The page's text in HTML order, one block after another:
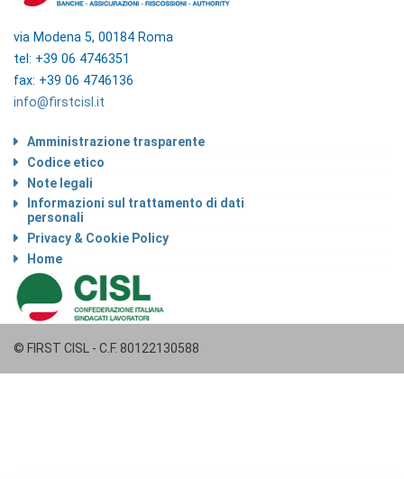
via Modena 5, 00184 Roma
tel: +39 06 4746351
fax: +39 06 4746136
info@firstcisl.it
Amministrazione trasparente
Codice etico
Note legali
Informazioni sul trattamento di dati
personali
Privacy & Cookie Policy
Home
© FIRST CISL - C.F. 80122130588